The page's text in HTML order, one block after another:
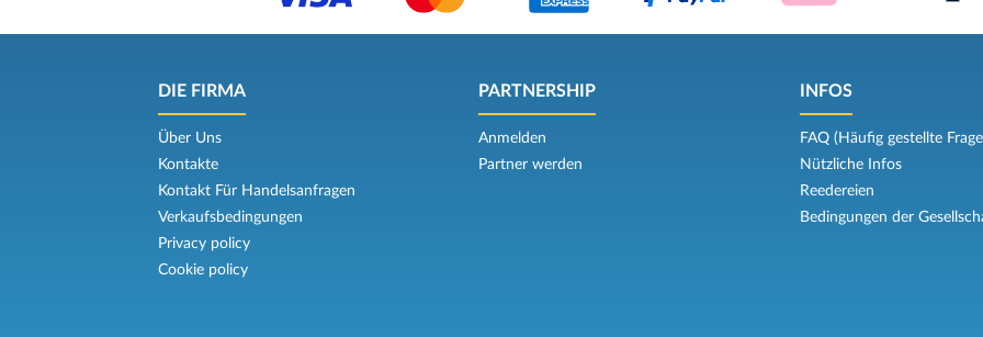
DIE FIRMA
Über Uns
Kontakte
Kontakt Für Handelsanfragen
Verkaufsbedingungen
Privacy policy
Cookie policy
PARTNERSHIP
Anmelden
Partner werden
INFOS
FAQ (Häufig gestellte
Nützliche Infos
Reedereien
Bedingungen der